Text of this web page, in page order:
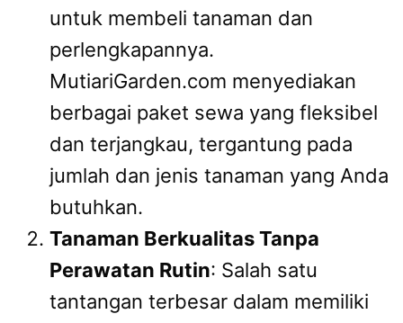
untuk membeli tanaman dan
perlengkapannya.
MutiariGarden.com menyediakan
berbagai paket sewa yang fleksibel
dan terjangkau, tergantung pada
jumlah dan jenis tanaman yang Anda
butuhkan.
Tanaman Berkualitas Tanpa
Perawatan Rutin: Salah satu
tantangan terbesar dalam memiliki